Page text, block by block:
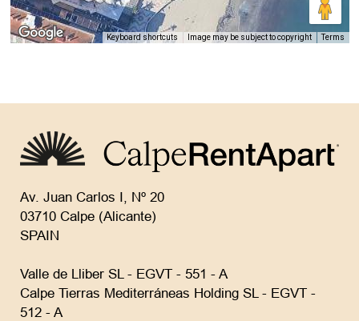
Keyboard shortcuts Image may be subject to copyright Terms
Av. Juan Carlos I, Nº 20
03710 Calpe (Alicante)
SPAIN
Valle de Lliber SL - EGVT - 551 - A
Calpe Tierras Mediterráneas Holding SL - EGVT -
512 - A